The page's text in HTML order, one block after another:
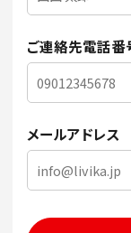
ご連絡先電話番
メールアドレス